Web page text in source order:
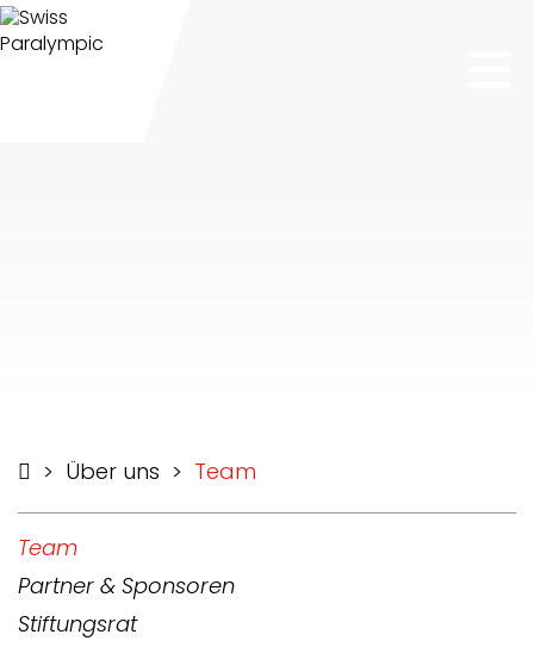
> Über uns > Team
Team
Partner & Sponsoren
Stiftungsrat